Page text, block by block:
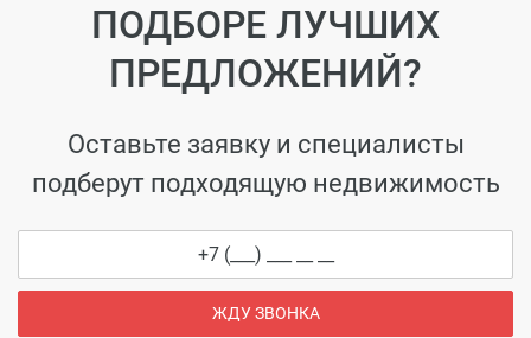
ПОДБОРЕ ЛУЧШИХ
ПРЕДЛОЖЕНИЙ?
Оставьте заявку и специалисты
подберут подходящую недвижимость
ЖДУ ЗВОНКА